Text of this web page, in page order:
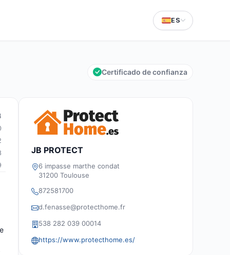
ES
Certificado de confianza
JB PROTECT
6 impasse marthe condat
31200 Toulouse
872581700
d.fenasse@protecthome.fr
538 282 039 00014
https://www.protecthome.es/